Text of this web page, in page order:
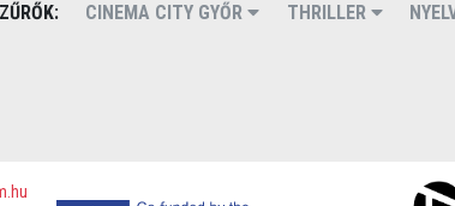
CINEMA CITY GYŐR THRILLER